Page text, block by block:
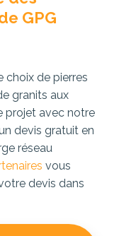
GPG
choix de pierres
granits aux
projet avec notre
devis gratuit en
réseau
vous
devis dans